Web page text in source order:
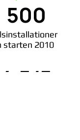
500
starten 2010
4,5/5